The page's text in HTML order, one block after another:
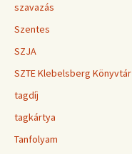
szavazás
Szentes
SZJA
SZTE Klebelsberg Könyvtár
tagdíj
tagkártya
Tanfolyam